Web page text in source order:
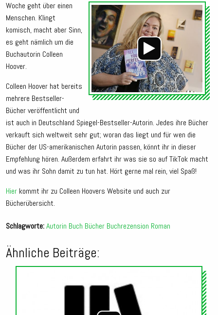
Woche geht über einen
Menschen. Klingt
komisch, macht aber Sinn,
es geht nämlich um die
Buchautorin Colleen
Hoover.
Colleen Hoover hat bereits
mehrere Bestseller-
Bücher veröffentlicht und
ist auch in Deutschland Spiegel-Bestseller-Autorin. Jedes ihre Bücher
verkauft sich weltweit sehr gut; woran das liegt und für wen die
Bücher der US-amerikanischen Autorin passen, könnt ihr in dieser
Empfehlung hören. Außerdem erfahrt ihr was sie so auf TikTok macht
und was ihr Sohn damit zu tun hat. Hört gerne mal rein, viel Spaß!
Hier kommt ihr zu Colleen Hoovers Website und auch zur
Bücherübersicht.
Schlagworte:Autorin Buch Bücher Buchrezension Roman
Ähnliche Beiträge:
Audio-
Player